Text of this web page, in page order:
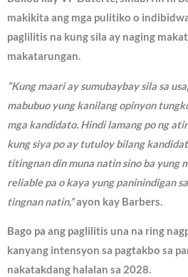
makikita ang mga pulitiko o
paglilitis na kung sila ay naging
makatarungan.
“Kung maari ay sumubaybay sila sa
mabubuo yung kanilang opinyon
mga kandidato. Hindi lamang po ng
kung siya po ay tutuloy bilang
titingnan din muna natin sino ba yung
reliable pa o kaya yung paninindigan
tingnan natin,”ayon kay Barbers.
Bago pa ang paglilitis una na ring
kanyang intensyon sa pagtakbo sa
nakatakdang halalan sa 2028.